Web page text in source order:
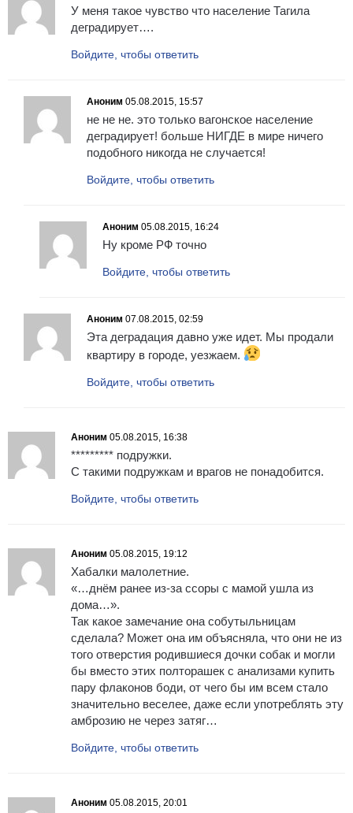
У меня такое чувство что население Тагила
деградирует….
Войдите, чтобы ответить
Аноним 05.08.2015, 15:57
не не не. это только вагонское население
деградирует! больше НИГДЕ в мире ничего
подобного никогда не случается!
Войдите, чтобы ответить
Аноним 05.08.2015, 16:24
Ну кроме РФ точно
Войдите, чтобы ответить
Аноним 07.08.2015, 02:59
Эта деградация давно уже идет. Мы продали
квартиру в городе, уезжаем.
Войдите, чтобы ответить
Аноним 05.08.2015, 16:38
********* подружки.
С такими подружкам и врагов не понадобится.
Войдите, чтобы ответить
Аноним 05.08.2015, 19:12
Хабалки малолетние.
«…днём ранее из-за ссоры с мамой ушла из
дома…».
Так какое замечание она собутыльницам
сделала? Может она им объясняла, что они не из
того отверстия родившиеся дочки собак и могли
бы вместо этих полторашек с анализами купить
пару флаконов боди, от чего бы им всем стало
значительно веселее, даже если употреблять эту
амброзию не через затяг…
Войдите, чтобы ответить
Аноним 05.08.2015, 20:01